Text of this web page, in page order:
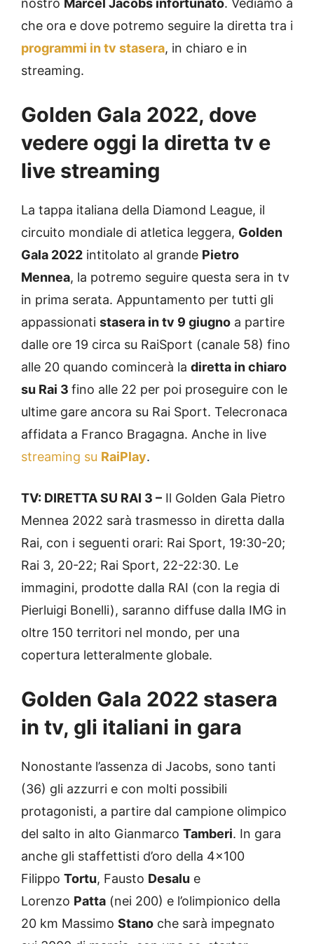
nostro Marcel Jacobs infortunato. Vediamo a
che ora e dove potremo seguire la diretta tra i
programmi in tv stasera, in chiaro e in
streaming.
Golden Gala 2022, dove
vedere oggi la diretta tv e
live streaming
La tappa italiana della Diamond League, il
circuito mondiale di atletica leggera, Golden
Gala 2022 intitolato al grande Pietro
Mennea, la potremo seguire questa sera in tv
in prima serata. Appuntamento per tutti gli
appassionati stasera in tv 9 giugno a partire
dalle ore 19 circa su RaiSport (canale 58) fino
alle 20 quando comincerà la diretta in chiaro
su Rai 3 fino alle 22 per poi proseguire con le
ultime gare ancora su Rai Sport. Telecronaca
affidata a Franco Bragagna. Anche in live
streaming su RaiPlay.
TV: DIRETTA SU RAI 3 – Il Golden Gala Pietro
Mennea 2022 sarà trasmesso in diretta dalla
Rai, con i seguenti orari: Rai Sport, 19:30-20;
Rai 3, 20-22; Rai Sport, 22-22:30. Le
immagini, prodotte dalla RAI (con la regia di
Pierluigi Bonelli), saranno diffuse dalla IMG in
oltre 150 territori nel mondo, per una
copertura letteralmente globale.
Golden Gala 2022 stasera
in tv, gli italiani in gara
Nonostante l’assenza di Jacobs, sono tanti
(36) gli azzurri e con molti possibili
protagonisti, a partire dal campione olimpico
del salto in alto Gianmarco Tamberi. In gara
anche gli staffettisti d’oro della 4×100
Filippo Tortu, Fausto Desalu e
Lorenzo Patta (nei 200) e l’olimpionico della
20 km Massimo Stano che sarà impegnato